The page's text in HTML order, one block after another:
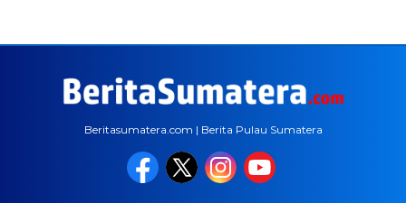
Beritasumatera.com | Berita Pulau Sumatera